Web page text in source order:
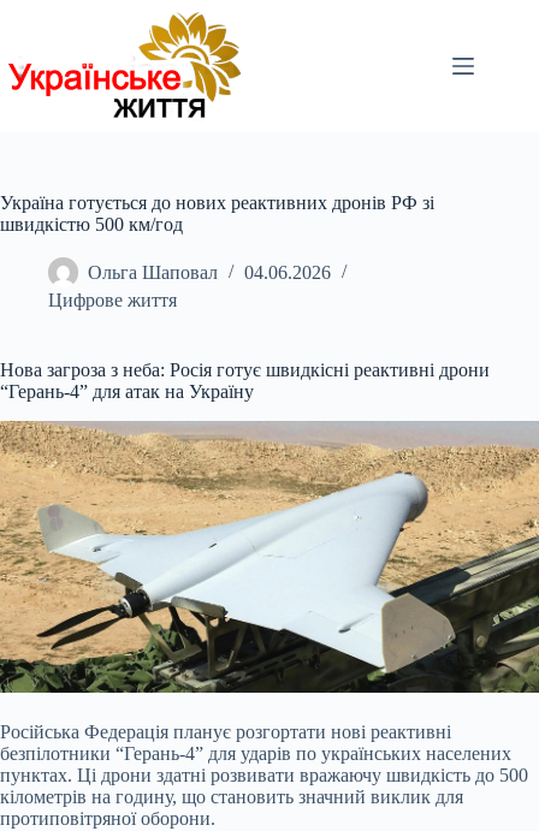
Україна готується до нових реактивних дронів РФ зі
швидкістю 500 км/год
Ольга Шаповал
04.06.2026
Цифрове життя
Нова загроза з неба: Росія готує швидкісні реактивні дрони
“Герань-4” для атак на Україну
Російська Федерація планує розгортати нові реактивні
безпілотники “Герань-4” для ударів по українських населених
пунктах. Ці дрони здатні розвивати вражаючу швидкість до 500
кілометрів на годину, що становить значний виклик для
протиповітряної оборони.